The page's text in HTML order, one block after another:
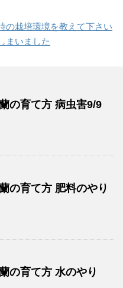
の栽培環境を教えて下さい
まいました
の育て方 病虫害9/9
の育て方 肥料のやり
の育て方 水のやり